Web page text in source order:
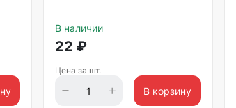
В наличии
22 ₽
Цена за шт.
В корзину